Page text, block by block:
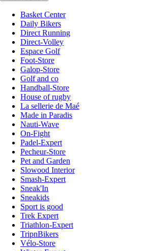
Basket Center
Daily Bikers
Direct Running
Direct-Volley
Espace Golf
Foot-Store
Galop-Store
Golf and co
Handball-Store
House of rugby
La sellerie de Maé
Made in Paradis
Nauti-Wave
On-Fight
Padel-Expert
Pecheur-Store
Pet and Garden
Slowood Interior
Smash-Expert
Sneak'In
Sneakids
Sport is good
Trek Expert
Triathlon-Expert
TripnBikers
Vélo-Store